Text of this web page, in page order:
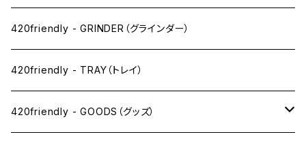
SW(シングルワイド）サイズ
1 1/4サイズ
キングサイズスリム
420friendly - GRINDER（グラインダー）
420friendly - TRAY（トレイ）
420friendly - GOODS（グッズ）